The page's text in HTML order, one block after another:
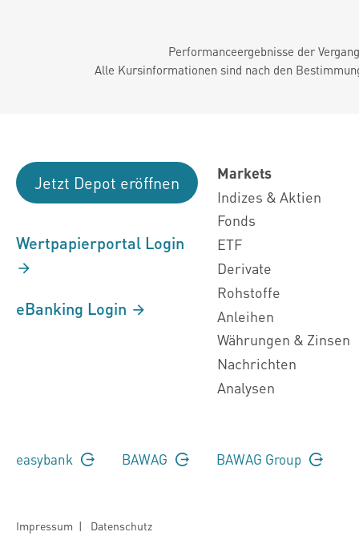
Performanceergebnisse der
Alle Kursinformationen sind nach den
Jetzt Depot eröffnen
Wertpapierportal Login
eBanking Login
Markets
Indizes & Aktien
Fonds
ETF
Derivate
Rohstoffe
Anleihen
Währungen & Zinsen
Nachrichten
Analysen
easybank BAWAG BAWAG Group
Impressum | Datenschutz